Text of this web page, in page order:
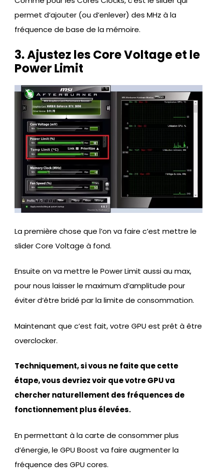
permet d’ajouter (ou d’enlever) des MHz à la
fréquence de base de la mémoire.
3. Ajustez les Core Voltage et le
Power Limit
La première chose que l’on va faire c’est mettre le
slider Core Voltage à fond.
Ensuite on va mettre le Power Limit aussi au max,
pour nous laisser le maximum d’amplitude pour
éviter d’être bridé par la limite de consommation.
Maintenant que c’est fait, votre GPU est prêt à être
overclocker.
Techniquement, si vous ne faite que cette
étape, vous devriez voir que votre GPU va
chercher naturellement des fréquences de
fonctionnement plus élevées.
En permettant à la carte de consommer plus
d’énergie, le GPU Boost va faire augmenter la
fréquence des GPU cores.